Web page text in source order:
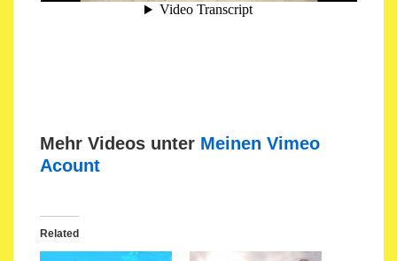
Mehr Videos unter Meinen Vimeo
Acount
Related